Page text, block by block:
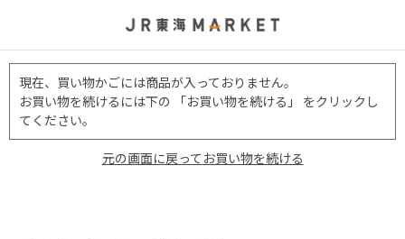
現在、買い物かごには商品が入っておりません。
お買い物を続けるには下の 「お買い物を続ける」 をクリックし
てください。
元の画面に戻ってお買い物を続ける